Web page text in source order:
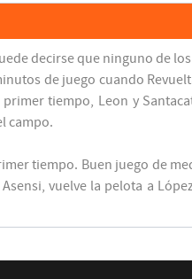
decirse que ninguno de
de juego cuando
tiempo, Leon y
campo.
tiempo. Buen juego de
vuelve la pelota a